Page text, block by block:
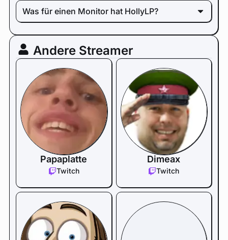
Was für einen Monitor hat HollyLP?
Andere Streamer
Papaplatte
Twitch
Dimeax
Twitch